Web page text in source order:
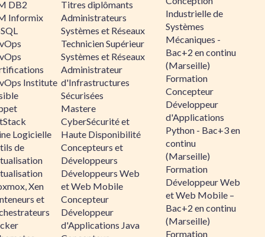
DB2
Informix
Institute
Logicielle
de
Xen
et
Titres diplômants
Administrateurs
Systèmes et Réseaux
Technicien Supérieur
Systèmes et Réseaux
Administrateur
d'Infrastructures
Sécurisées
Mastere
CyberSécurité et
Haute Disponibilité
Concepteurs et
Développeurs
Développeurs Web
et Web Mobile
Concepteur
Développeur
d'Applications Java
Industrielle de
Systèmes
Mécaniques -
Bac+2 en continu
(Marseille)
Formation
Concepteur
Développeur
d'Applications
Python - Bac+3 en
continu
(Marseille)
Formation
Développeur Web
et Web Mobile –
Bac+2 en continu
(Marseille)
Formation